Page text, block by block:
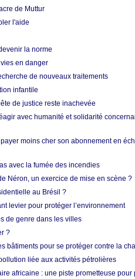
de Muttur
l'aide
la norme
en danger
de nouveaux traitements
infantile
de justice reste inachevée
avec humanité et solidarité
moins cher son abonnement en
avec la fumée des incendies
Néron, un exercice de mise en scène ?
au Brésil ?
levier pour protéger l’environnement
de genre dans les villes
?
bâtiments pour se protéger contre la
liée aux activités pétrolières
africaine : une piste prometteuse pour